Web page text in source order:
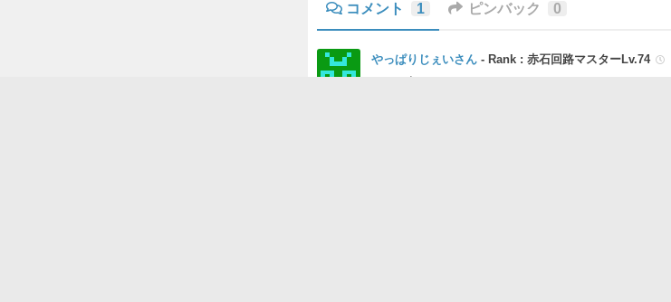
コメント 1 ピンバック 0
やっぱりじぇいさん - Rank : 赤石回路マスターLv.74